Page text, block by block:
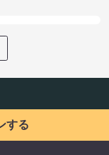
する